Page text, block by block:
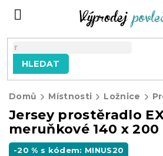
HLEDAT
Domů Místnosti Ložnice
Jersey prostěradlo
meruňkové 140 x 200
-20 % s kódem: MINUS20